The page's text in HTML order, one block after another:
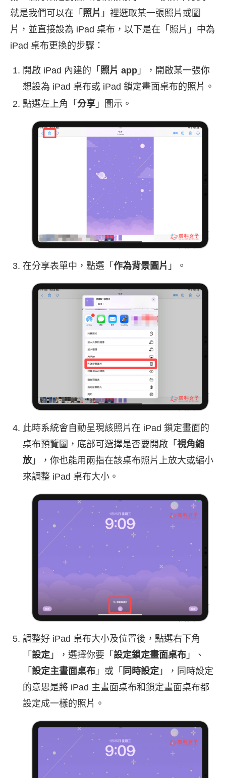
就是我們可以在「 照片 」裡選取某一張照片或圖
片，並直接設為 iPad 桌布，以下是在「照片」中為
iPad 桌布更換的步驟：
開啟 iPad 內建的「 照片 app 」，開啟某一張你
想設為 iPad 桌布或 iPad 鎖定畫面桌布的照片。
點選左上角「 分享 」圖示。
在分享表單中，點選「 作為背景圖片 」。
此時系統會自動呈現該照片在 iPad 鎖定畫面的
桌布預覽圖，底部可選擇是否要開啟「 視角縮
放」，你也能用兩指在該桌布照片上放大或縮小
來調整 iPad 桌布大小。
調整好 iPad 桌布大小及位置後，點選右下角
「 設定 」，選擇你要「 設定鎖定畫面桌布 」、
「 設定主畫面桌布 」或「 同時設定 」，同時設定
的意思是將 iPad 主畫面桌布和鎖定畫面桌布都
設定成一樣的照片。